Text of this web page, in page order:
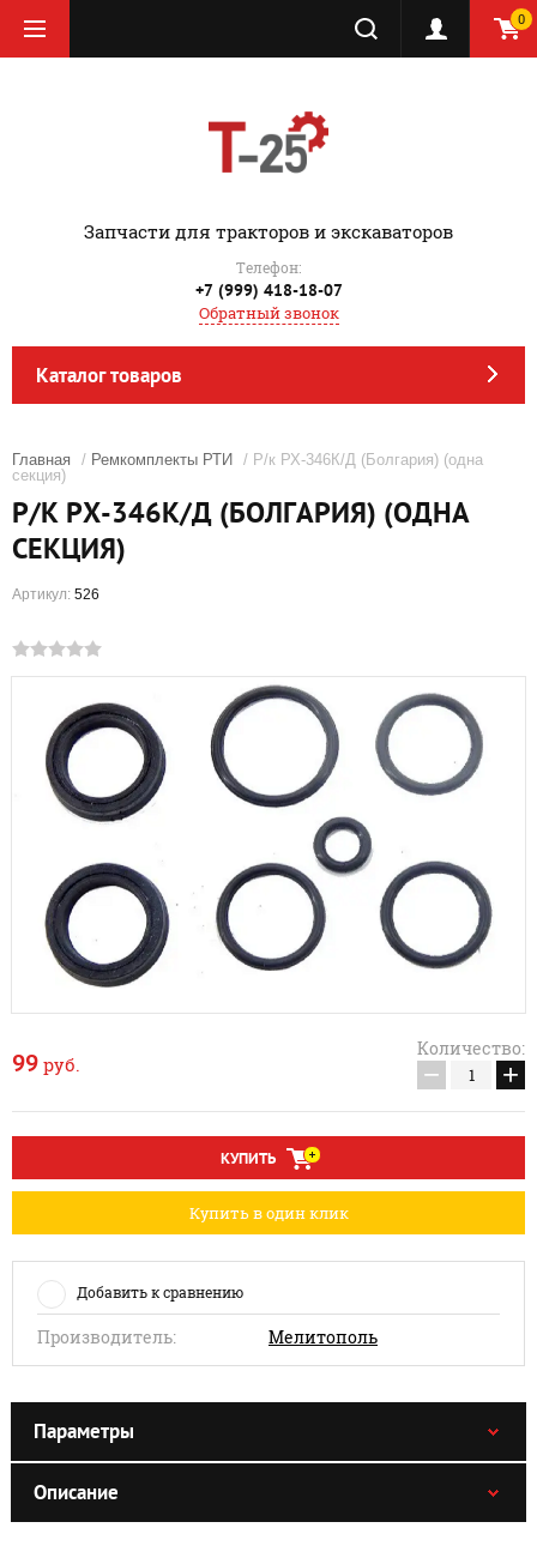
0
‎Запчасти для тракторов и экскаваторов
Телефон:
+7 (999) 418-18-07
Обратный звонок
Каталог товаров
Главная / Ремкомплекты РТИ
/ Р/к РХ-346К/Д (Болгария) (одна
секция)
Р/К РХ-346К/Д (БОЛГАРИЯ) (ОДНА
СЕКЦИЯ)
Артикул: 526
99 руб.
Количество:
− +
КУПИТЬ
Купить в один клик
Добавить к сравнению
Производитель: Мелитополь
Параметры
Описание